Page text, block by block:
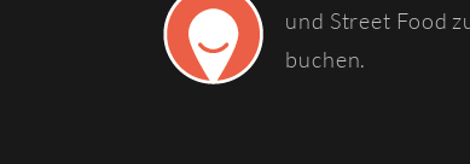
und Street Food
buchen.